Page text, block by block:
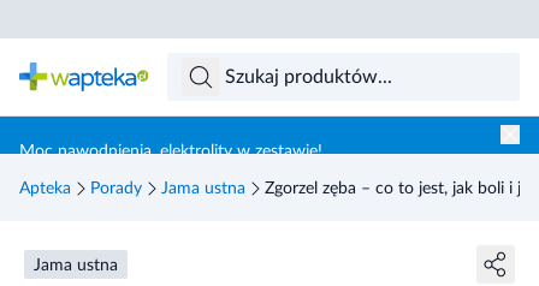
Moc nawodnienia, elektrolity w zestawie!
Apteka Porady Jama ustna Zgorzel zęba – co to jest, jak boli i
Jama ustna